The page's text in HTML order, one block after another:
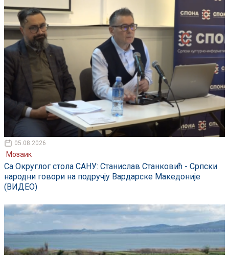
05.08.2026
Мозаик
Са Округлог стола САНУ: Станислав Станковић - Српски
народни говори на подручју Вардарске Македоније
(ВИДЕО)